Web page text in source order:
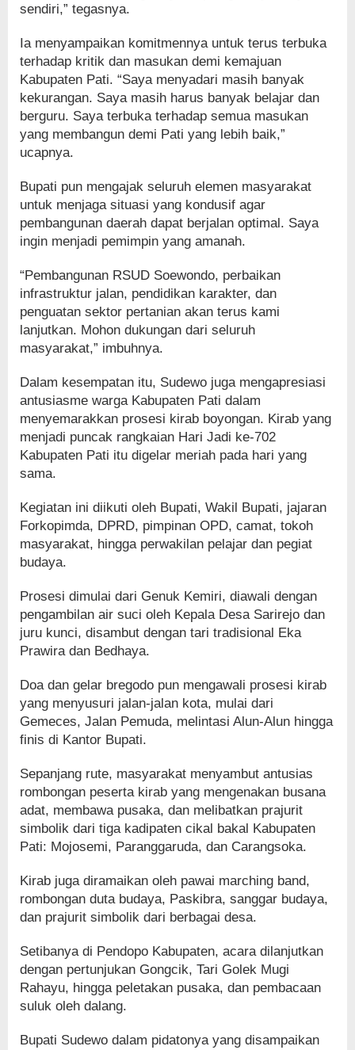
sendiri,” tegasnya.
Ia menyampaikan komitmennya untuk terus terbuka
terhadap kritik dan masukan demi kemajuan
Kabupaten Pati. “Saya menyadari masih banyak
kekurangan. Saya masih harus banyak belajar dan
berguru. Saya terbuka terhadap semua masukan
yang membangun demi Pati yang lebih baik,”
ucapnya.
Bupati pun mengajak seluruh elemen masyarakat
untuk menjaga situasi yang kondusif agar
pembangunan daerah dapat berjalan optimal. Saya
ingin menjadi pemimpin yang amanah.
“Pembangunan RSUD Soewondo, perbaikan
infrastruktur jalan, pendidikan karakter, dan
penguatan sektor pertanian akan terus kami
lanjutkan. Mohon dukungan dari seluruh
masyarakat,” imbuhnya.
Dalam kesempatan itu, Sudewo juga mengapresiasi
antusiasme warga Kabupaten Pati dalam
menyemarakkan prosesi kirab boyongan. Kirab yang
menjadi puncak rangkaian Hari Jadi ke-702
Kabupaten Pati itu digelar meriah pada hari yang
sama.
Kegiatan ini diikuti oleh Bupati, Wakil Bupati, jajaran
Forkopimda, DPRD, pimpinan OPD, camat, tokoh
masyarakat, hingga perwakilan pelajar dan pegiat
budaya.
Prosesi dimulai dari Genuk Kemiri, diawali dengan
pengambilan air suci oleh Kepala Desa Sarirejo dan
juru kunci, disambut dengan tari tradisional Eka
Prawira dan Bedhaya.
Doa dan gelar bregodo pun mengawali prosesi kirab
yang menyusuri jalan-jalan kota, mulai dari
Gemeces, Jalan Pemuda, melintasi Alun-Alun hingga
finis di Kantor Bupati.
Sepanjang rute, masyarakat menyambut antusias
rombongan peserta kirab yang mengenakan busana
adat, membawa pusaka, dan melibatkan prajurit
simbolik dari tiga kadipaten cikal bakal Kabupaten
Pati: Mojosemi, Paranggaruda, dan Carangsoka.
Kirab juga diramaikan oleh pawai marching band,
rombongan duta budaya, Paskibra, sanggar budaya,
dan prajurit simbolik dari berbagai desa.
Setibanya di Pendopo Kabupaten, acara dilanjutkan
dengan pertunjukan Gongcik, Tari Golek Mugi
Rahayu, hingga peletakan pusaka, dan pembacaan
suluk oleh dalang.
Bupati Sudewo dalam pidatonya yang disampaikan